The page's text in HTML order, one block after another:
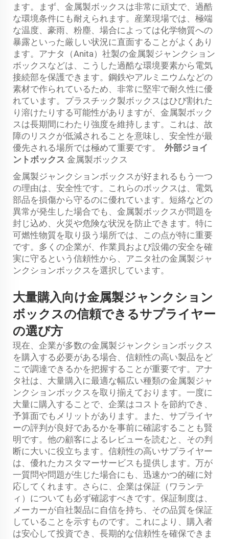
ます。まず、金属製ボックスは非常に頑丈で、過酷
な環境条件にも耐えられます。産業現場では、極端
な温度、豪雨、粉塵、場合によっては化学物質への
暴露といった厳しい状況に直面することがよくあり
ます。アナタ（Anita）社製の金属製ジャンクション
ボックスなどは、こうした過酷な環境要素から電気
接続部を保護できます。鋼鉄やアルミニウムなどの
素材で作られているため、非常に堅牢で耐久性に優
れています。プラスチック製ボックスはひび割れた
り溶けたりする可能性がありますが、金属製ボック
スは長期間にわたり強度を維持します。これは、故
障のリスクが低減されることを意味し、安全性が最
優先される場所では極めて重要です。
外部ジョイ
ントボックス 金属製ボックス
金属製ジャンクションボックスが好まれるもう一つ
の理由は、安全性です。これらのボックスは、電気
部品を損傷から守るのに優れています。短絡などの
異常が発生した場合でも、金属製ボックスが問題を
封じ込め、火災や危険な状況を防止できます。特に
可燃性物質を取り扱う場所では、この点が特に重要
です。多くの企業が、作業員および設備の安全を確
実に守るという信頼性から、アニタ社の金属製ジャ
ンクションボックスを選択しています。
大量購入向け金属製ジャンクション
ボックスの信頼できるサプライヤー
の選び方
現在、企業が多数の金属製ジャンクションボックス
を購入する必要がある場合、信頼性の高い製品をど
こで調達できるかを把握することが重要です。アナ
タ社は、大量購入に最適な幅広い種類の金属製ジャ
ンクションボックスを取り揃えております。一度に
大量に購入することで、企業はコストを節約でき、
予算面でもメリットがあります。また、サプライヤ
ーの評判が良好であるかを事前に確認することも賢
明です。他の顧客によるレビューを読むと、その判
断に大いに役立ちます。信頼性の高いサプライヤー
は、優れたカスタマーサービスも提供します。万が
一質問や問題が生じた場合にも、迅速かつ的確に対
応してくれます。さらに、企業は保証（ワランテ
ィ）についても必ず確認すべきです。保証制度は、
メーカーが自社製品に自信を持ち、その品質を保証
していることを示すものです。これにより、購入者
は安心して投資でき、長期的な信頼性を確保できま